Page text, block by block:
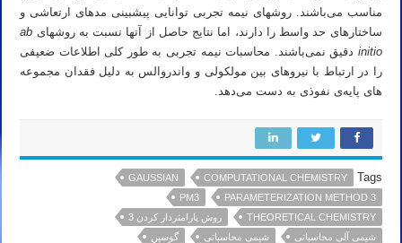
مناسب می‌باشند. روشهای نیمه تجربی توانایی پیشبینی مدهای ارتعاشی و
ساختارهای حد واسط را دارند، اما نتایج حاصل از آنها نسبت به روشهای ab
initio دقیق نمی‌باشند. محاسبات نیمه تجربی به طور کلی اطلاعات ضعیفی
را در ارتباط با نیروهای بین مولکولی و واندروالس به دلیل فقدان مجموعه
های پایه‌ی نفوذی به دست می‌دهد.
Tags
COMPUTATIONAL CHEMISTRY
GAUSSIAN
PARAMETERIZATION METHOD 3
PM3
THEORETICAL CHEMISTRY
روش پارامتردار کردن 3
شیمی آلی محاسباتی
شیمی محاسباتی گوسین